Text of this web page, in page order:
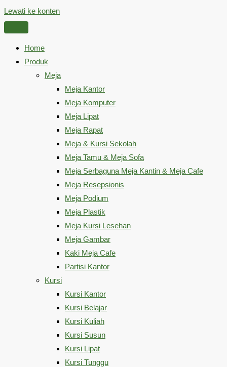
Lewati ke konten
Home
Produk
Meja
Meja Kantor
Meja Komputer
Meja Lipat
Meja Rapat
Meja & Kursi Sekolah
Meja Tamu & Meja Sofa
Meja Serbaguna Meja Kantin & Meja Cafe
Meja Resepsionis
Meja Podium
Meja Plastik
Meja Kursi Lesehan
Meja Gambar
Kaki Meja Cafe
Partisi Kantor
Kursi
Kursi Kantor
Kursi Belajar
Kursi Kuliah
Kursi Susun
Kursi Lipat
Kursi Tunggu